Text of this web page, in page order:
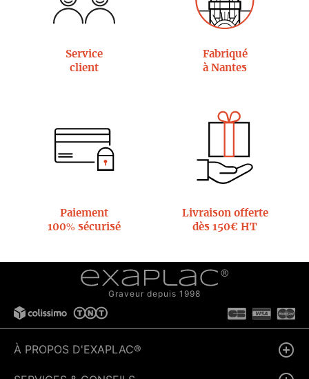
Service
client
Fabriqué
à Nantes
Paiement
100% sécurisé
Livraison offerte
dès 150€ HT
Graveur depuis 1998
À PROPOS D'EXAPLAC®